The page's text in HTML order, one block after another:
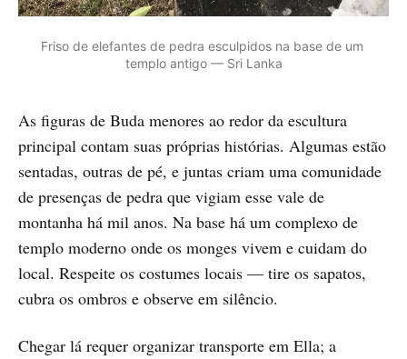
Friso de elefantes de pedra esculpidos na base de um
templo antigo — Sri Lanka
As figuras de Buda menores ao redor da escultura
principal contam suas próprias histórias. Algumas estão
sentadas, outras de pé, e juntas criam uma comunidade
de presenças de pedra que vigiam esse vale de
montanha há mil anos. Na base há um complexo de
templo moderno onde os monges vivem e cuidam do
local. Respeite os costumes locais — tire os sapatos,
cubra os ombros e observe em silêncio.
Chegar lá requer organizar transporte em Ella; a